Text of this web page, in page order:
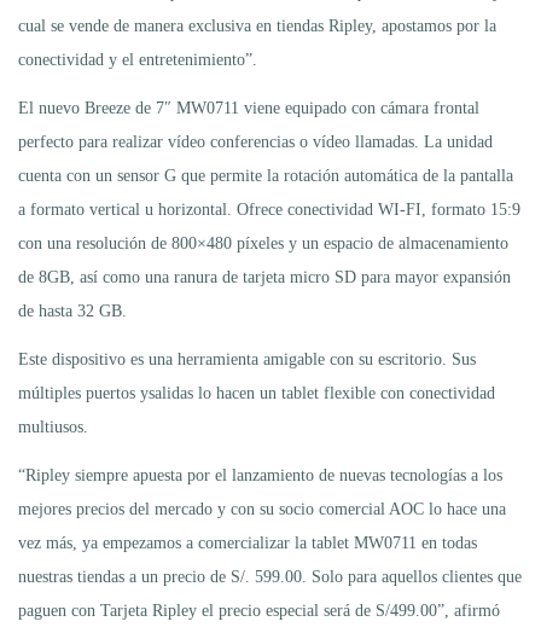
cual se vende de manera exclusiva en tiendas Ripley, apostamos por la
conectividad y el entretenimiento”.
El nuevo Breeze de 7″ MW0711 viene equipado con cámara frontal
perfecto para realizar vídeo conferencias o vídeo llamadas. La unidad
cuenta con un sensor G que permite la rotación automática de la pantalla
a formato vertical u horizontal. Ofrece conectividad WI-FI, formato 15:9
con una resolución de 800×480 píxeles y un espacio de almacenamiento
de 8GB, así como una ranura de tarjeta micro SD para mayor expansión
de hasta 32 GB.
Este dispositivo es una herramienta amigable con su escritorio. Sus
múltiples puertos ysalidas lo hacen un tablet flexible con conectividad
multiusos.
“Ripley siempre apuesta por el lanzamiento de nuevas tecnologías a los
mejores precios del mercado y con su socio comercial AOC lo hace una
vez más, ya empezamos a comercializar la tablet MW0711 en todas
nuestras tiendas a un precio de S/. 599.00. Solo para aquellos clientes que
paguen con Tarjeta Ripley el precio especial será de S/499.00”, afirmó